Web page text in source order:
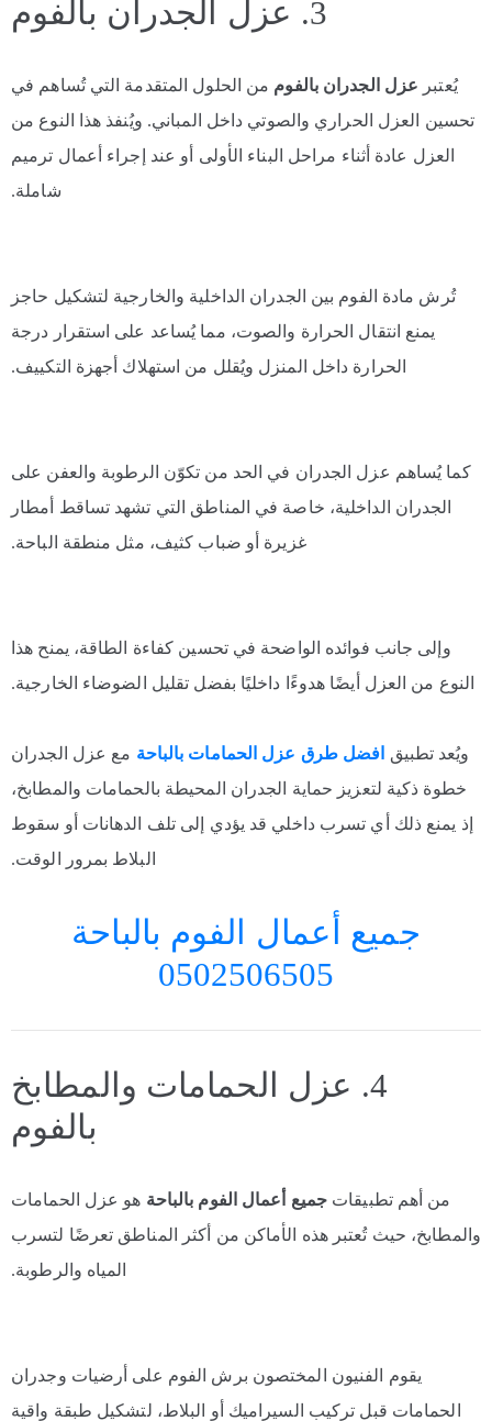
3. عزل الجدران بالفوم
يُعتبر عزل الجدران بالفوم من الحلول المتقدمة التي تُساهم في
تحسين العزل الحراري والصوتي داخل المباني. ويُنفذ هذا النوع من
العزل عادة أثناء مراحل البناء الأولى أو عند إجراء أعمال ترميم
شاملة.
تُرش مادة الفوم بين الجدران الداخلية والخارجية لتشكيل حاجز
يمنع انتقال الحرارة والصوت، مما يُساعد على استقرار درجة
الحرارة داخل المنزل ويُقلل من استهلاك أجهزة التكييف.
كما يُساهم عزل الجدران في الحد من تكوّن الرطوبة والعفن على
الجدران الداخلية، خاصة في المناطق التي تشهد تساقط أمطار
غزيرة أو ضباب كثيف، مثل منطقة الباحة.
وإلى جانب فوائده الواضحة في تحسين كفاءة الطاقة، يمنح هذا
النوع من العزل أيضًا هدوءًا داخليًا بفضل تقليل الضوضاء الخارجية.
ويُعد تطبيق افضل طرق عزل الحمامات بالباحة مع عزل الجدران
خطوة ذكية لتعزيز حماية الجدران المحيطة بالحمامات والمطابخ،
إذ يمنع ذلك أي تسرب داخلي قد يؤدي إلى تلف الدهانات أو سقوط
البلاط بمرور الوقت.
جميع أعمال الفوم بالباحة
0502506505
4. عزل الحمامات والمطابخ
بالفوم
من أهم تطبيقات جميع أعمال الفوم بالباحة هو عزل الحمامات
والمطابخ، حيث تُعتبر هذه الأماكن من أكثر المناطق تعرضًا لتسرب
المياه والرطوبة.
يقوم الفنيون المختصون برش الفوم على أرضيات وجدران
الحمامات قبل تركيب السيراميك أو البلاط، لتشكيل طبقة واقية